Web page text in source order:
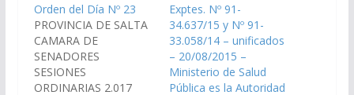
Orden del Día Nº 23
PROVINCIA DE SALTA
CAMARA DE
SENADORES
SESIONES
ORDINARIAS 2.017
Exptes. Nº 91-
34.637/15 y Nº 91-
33.058/14 – unificados
– 20/08/2015 –
Ministerio de Salud
Pública es la Autoridad